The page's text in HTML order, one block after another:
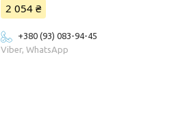
2 054 ₴
+380 (93) 083-94-45
Viber, WhatsApp